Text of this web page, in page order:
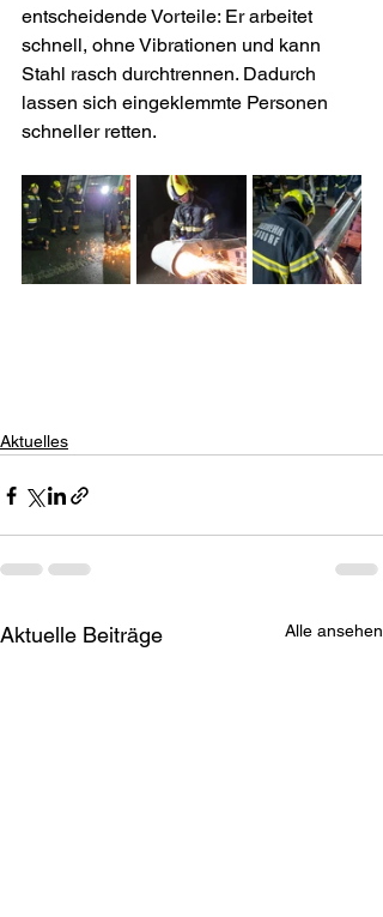
entscheidende Vorteile: Er arbeitet
schnell, ohne Vibrationen und kann
Stahl rasch durchtrennen. Dadurch
lassen sich eingeklemmte Personen
schneller retten.
Aktuelles
Aktuelle Beiträge Alle ansehen